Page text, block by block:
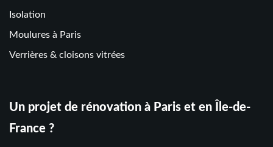
Isolation
Moulures à Paris
Verrières & cloisons vitrées
Un projet de rénovation à Paris et en Île-de-
France ?